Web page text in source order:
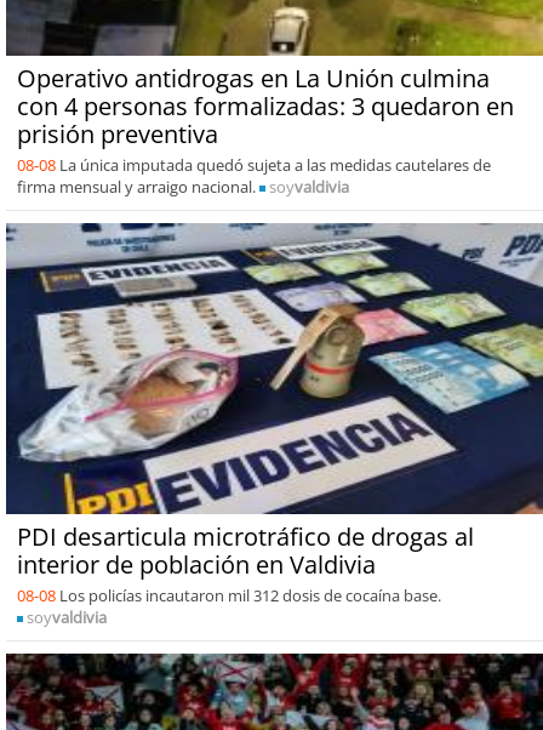
Operativo antidrogas en La Unión culmina
con 4 personas formalizadas: 3 quedaron en
prisión preventiva
08-08 La única imputada quedó sujeta a las medidas cautelares de
firma mensual y arraigo nacional.
soyvaldivia
PDI desarticula microtráfico de drogas al
interior de población en Valdivia
08-08 Los policías incautaron mil 312 dosis de cocaína base.
soyvaldivia